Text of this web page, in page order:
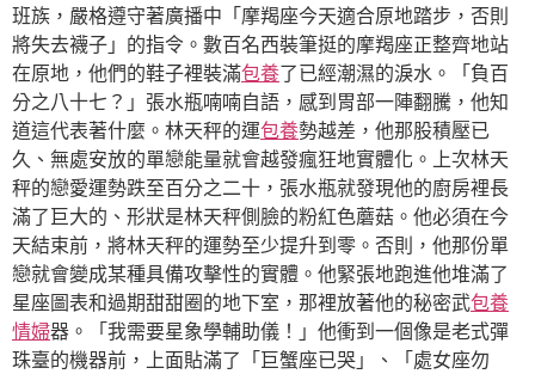
班族，嚴格遵守著廣播中「摩羯座今天適合原地踏步，否則
將失去襪子」的指令。數百名西裝筆挺的摩羯座正整齊地站
在原地，他們的鞋子裡裝滿包養了已經潮濕的淚水。「負百
分之八十七？」張水瓶喃喃自語，感到胃部一陣翻騰，他知
道這代表著什麼。林天秤的運包養勢越差，他那股積壓已
久、無處安放的單戀能量就會越發瘋狂地實體化。上次林天
秤的戀愛運勢跌至百分之二十，張水瓶就發現他的廚房裡長
滿了巨大的、形狀是林天秤側臉的粉紅色蘑菇。他必須在今
天結束前，將林天秤的運勢至少提升到零。否則，他那份單
戀就會變成某種具備攻擊性的實體。他緊張地跑進他堆滿了
星座圖表和過期甜甜圈的地下室，那裡放著他的秘密武包養
情婦器。「我需要星象學輔助儀！」他衝到一個像是老式彈
珠臺的機器前，上面貼滿了「巨蟹座已哭」、「處女座勿